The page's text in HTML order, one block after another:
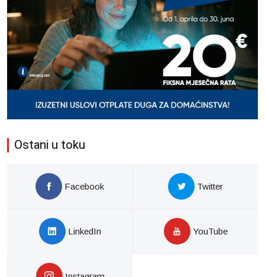
Ostani u toku
Facebook Twitter
LinkedIn YouTube